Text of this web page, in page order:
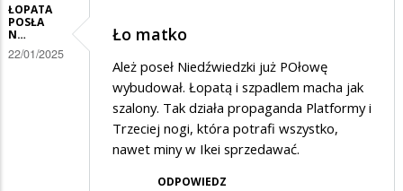
Bialystok
ŁOPATA
POSŁA
N…
22/01/2025
Ło matko
Ależ poseł Niedźwiedzki już POłowę
wybudował. Łopatą i szpadlem macha jak
szalony. Tak działa propaganda Platformy i
Trzeciej nogi, która potrafi wszystko,
nawet miny w Ikei sprzedawać.
ODPOWIEDZ